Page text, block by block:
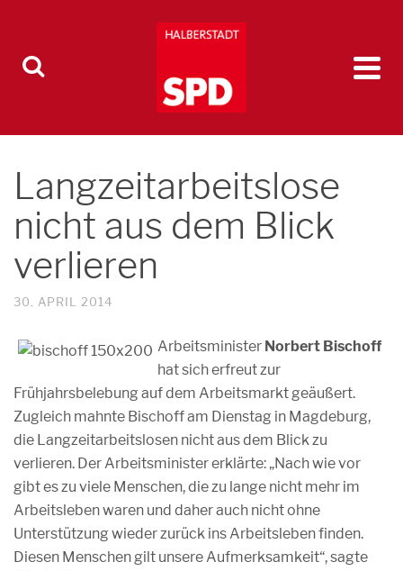
Langzeitarbeitslose
nicht aus dem Blick
verlieren
30. APRIL 2014
Arbeitsminister Norbert Bischoff
hat sich erfreut zur
Frühjahrsbelebung auf dem Arbeitsmarkt geäußert.
Zugleich mahnte Bischoff am Dienstag in Magdeburg,
die Langzeitarbeitslosen nicht aus dem Blick zu
verlieren. Der Arbeitsminister erklärte: „Nach wie vor
gibt es zu viele Menschen, die zu lange nicht mehr im
Arbeitsleben waren und daher auch nicht ohne
Unterstützung wieder zurück ins Arbeitsleben finden.
Diesen Menschen gilt unsere Aufmerksamkeit“, sagte